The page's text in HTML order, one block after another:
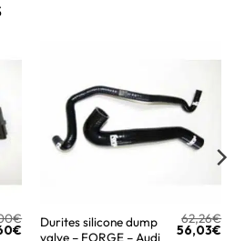
€
€
Durites silicone dump
valve – FORGE – Audi
62,26€
56,03€